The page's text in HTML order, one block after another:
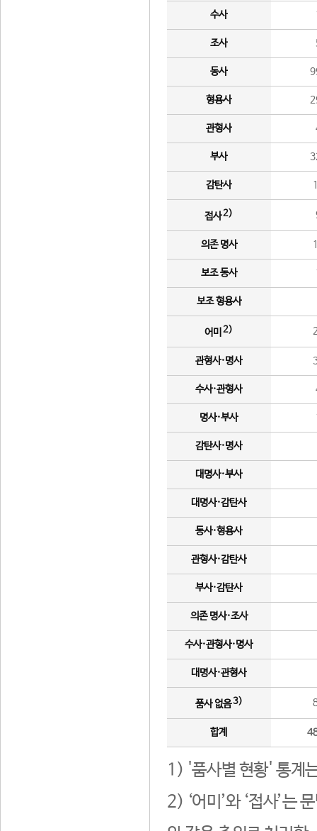
수사
조사
동사
형용사
관형사
부사
감탄사
접사2)
의존 명사
보조 동사
보조 형용사
어미 2)
관형사·명사
수사·관형사
명사·부사
감탄사·명사
대명사·부사
대명사·감탄사
동사·형용사
관형사·감탄사
부사·감탄사
의존 명사·조사
수사·관형사·명사
대명사·관형사
품사 없음3)
합계
1) '품사별 현황' 통계
2) ‘어미’와 ‘접사’는